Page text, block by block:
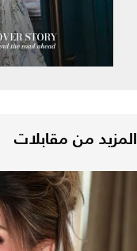
المزيد من مقابلات